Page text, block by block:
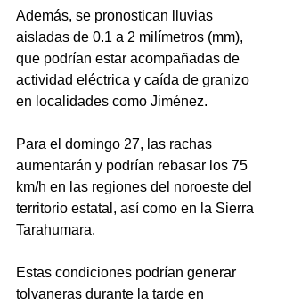
Además, se pronostican lluvias
aisladas de 0.1 a 2 milímetros (mm),
que podrían estar acompañadas de
actividad eléctrica y caída de granizo
en localidades como Jiménez.
Para el domingo 27, las rachas
aumentarán y podrían rebasar los 75
km/h en las regiones del noroeste del
territorio estatal, así como en la Sierra
Tarahumara.
Estas condiciones podrían generar
tolvaneras durante la tarde en